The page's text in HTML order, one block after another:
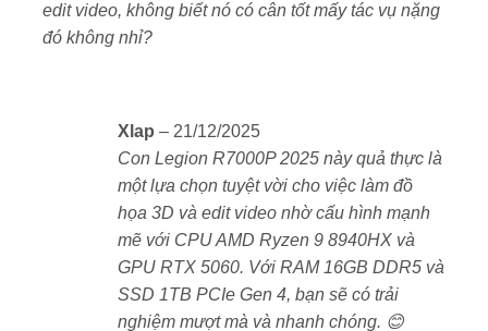
luôn ổn định
Hệ thống2 quạt lớn + 5 ống đồng
sau lưng máy.
Giúp máy vận hành mát mẻ, hạn chế tình trạng tụt
xung khi chơi game lâu hoặc chạy tác vụ nặng.
⚙️ Cấu hình mở rộng, nhiều cổng kết nối
RAM: 16GB DDR5 bus 5600MHz (nâng cấp tối đa
edit video, không biết nó có cân tốt mấy tác vụ nặng
đó không nhỉ?
Xlap – 21/12/2025
Con Legion R7000P 2025 này quả thực là
một lựa chọn tuyệt vời cho việc làm đồ
họa 3D và edit video nhờ cấu hình mạnh
mẽ với CPU AMD Ryzen 9 8940HX và
GPU RTX 5060. Với RAM 16GB DDR5 và
SSD 1TB PCIe Gen 4, bạn sẽ có trải
nghiệm mượt mà và nhanh chóng. 😊